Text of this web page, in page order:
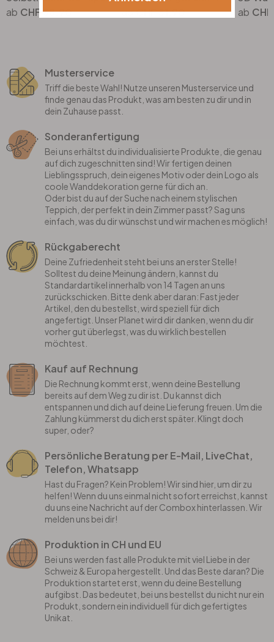
CHF 58.90
CHF 51.90
Musterservice
Triff die beste Wahl! Nutze unseren Musterservice und
finde genau das Produkt, was am besten zu dir und in
dein Zuhause passt.
Sonderanfertigung
Bei uns erhältst du individualisierte Produkte, die genau
auf dich zugeschnitten sind! Wir fertigen deinen
Lieblingsspruch, dein eigenes Motiv oder dein Logo als
coole Wanddekoration gerne für dich an.
Oder bist du auf der Suche nach einem stylischen
Teppich, der perfekt in dein Zimmer passt? Sag uns
einfach, was du dir wünschst und wir machen es möglich!
Rückgaberecht
Deine Zufriedenheit steht bei uns an erster Stelle!
Solltest du deine Meinung ändern, kannst du
Standardartikel innerhalb von 14 Tagen an uns
zurückschicken. Bitte denk aber daran: Fast jeder
Artikel, den du bestellst, wird speziell für dich
angefertigt. Unser Planet wird dir danken, wenn du dir
vorher gut überlegst, was du wirklich bestellen
möchtest.
Kauf auf Rechnung
Die Rechnung kommt erst, wenn deine Bestellung
bereits auf dem Weg zu dir ist. Du kannst dich
entspannen und dich auf deine Lieferung freuen. Um die
Zahlung kümmerst du dich erst später. Klingt doch
super, oder?
Persönliche Beratung per E-Mail, LiveChat,
Telefon, Whatsapp
Hast du Fragen? Kein Problem! Wir sind hier, um dir zu
helfen! Wenn du uns einmal nicht sofort erreichst, kannst
du uns eine Nachricht auf der Combox hinterlassen. Wir
melden uns bei dir!
Produktion in CH und EU
Bei uns werden fast alle Produkte mit viel Liebe in der
Schweiz & Europa hergestellt. Und das Beste daran? Die
Produktion startet erst, wenn du deine Bestellung
aufgibst. Das bedeutet, bei uns bestellst du nicht nur ein
Produkt, sondern ein individuell für dich gefertigtes
Unikat.